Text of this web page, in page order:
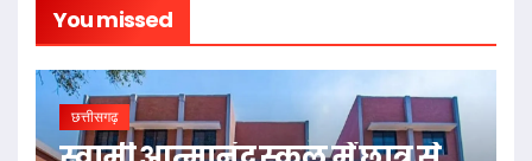
You missed
छत्तीसगढ़